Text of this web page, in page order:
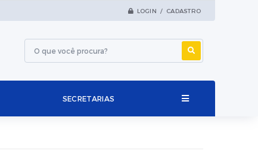
LOGIN / CADASTRO
SECRETARIAS